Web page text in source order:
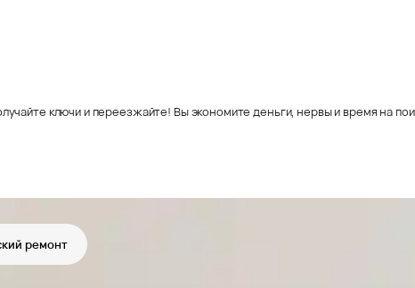
ключи и переезжайте! Вы экономите деньги, нервы и время на
ремонт